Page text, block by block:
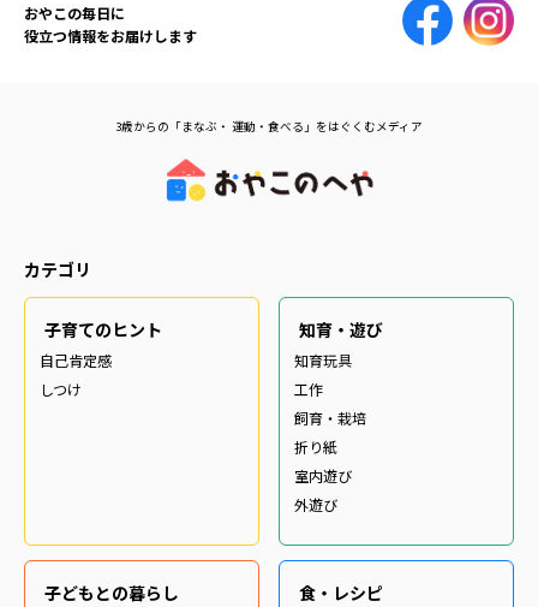
おやこの毎日に
役立つ情報をお届けします
3歳からの「まなぶ・ 運動・食べる」をはぐくむメディア
カテゴリ
子育てのヒント
自己肯定感
しつけ
知育・遊び
知育玩具
工作
飼育・栽培
折り紙
室内遊び
外遊び
子どもとの暮らし 食・レシピ